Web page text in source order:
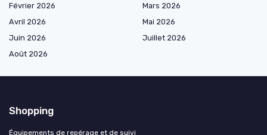
Février 2026
Mars 2026
Avril 2026
Mai 2026
Juin 2026
Juillet 2026
Août 2026
Shopping
Équipements de repérage et de suivi